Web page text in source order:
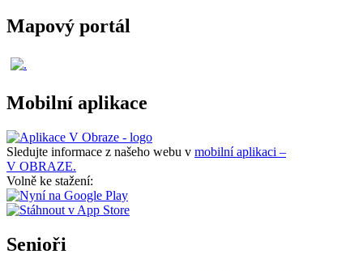
Mapový portál
Mobilní aplikace
Sledujte informace z našeho webu v mobilní aplikaci –
V OBRAZE.
Volně ke stažení:
Senioři